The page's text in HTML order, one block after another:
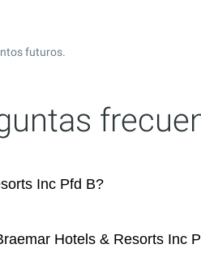
futuros.
Inc Pfd B?
Hotels & Resorts Inc